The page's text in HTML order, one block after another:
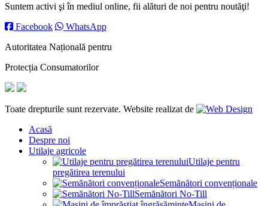
Suntem activi şi în mediul online, fii alături de noi pentru noutăţi!
Facebook
WhatsApp
Autoritatea Națională pentru
Protecția Consumatorilor
Toate drepturile sunt rezervate. Website realizat de
Acasă
Despre noi
Utilaje agricole
Utilaje pentru
pregătirea terenului
Semănători convenționale
Semănători No-Till